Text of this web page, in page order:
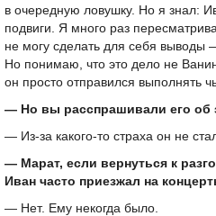
в очередную ловушку. Но я знал:
подвиги. Я много раз
не могу сделать для себя выводы
Но понимаю, что это дело не
он просто отправился выполнять
— Но вы расспрашивали его об
— Из-за какого-то страха он не
— Марат, если вернуться к
Иван часто приезжал на
— Нет. Ему некогда было.